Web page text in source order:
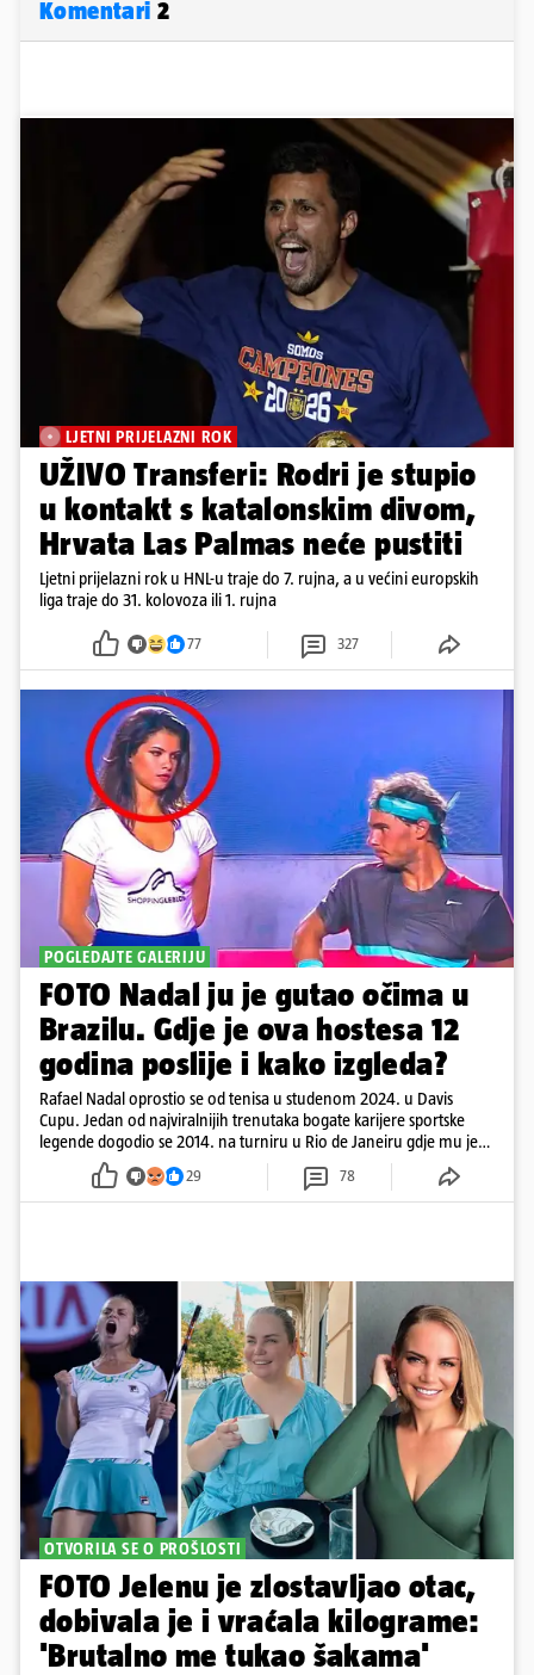
Komentari 2
LJETNI PRIJELAZNI ROK
UŽIVO Transferi: Rodri je stupio
u kontakt s katalonskim divom,
Hrvata Las Palmas neće pustiti
Ljetni prijelazni rok u HNL-u traje do 7. rujna, a u većini europskih
liga traje do 31. kolovoza ili 1. rujna
77 327
POGLEDAJTE GALERIJU
FOTO Nadal ju je gutao očima u
Brazilu. Gdje je ova hostesa 12
godina poslije i kako izgleda?
Rafael Nadal oprostio se od tenisa u studenom 2024. u Davis
Cupu. Jedan od najviralnijih trenutaka bogate karijere sportske
legende dogodio se 2014. na turniru u Rio de Janeiru gdje mu je
pažnju odvlačila ljepotica iza klupe
29 78
OTVORILA SE O PROŠLOSTI
FOTO Jelenu je zlostavljao otac,
dobivala je i vraćala kilograme:
'Brutalno me tukao šakama'